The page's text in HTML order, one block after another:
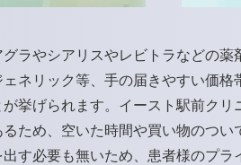
グラやシアリスやレビトラなどの
ェネリック等、手の届きやすい価
が挙げられます。イースト駅前ク
るため、空いた時間や買い物のつ
出す必要も無いため、患者様のプ